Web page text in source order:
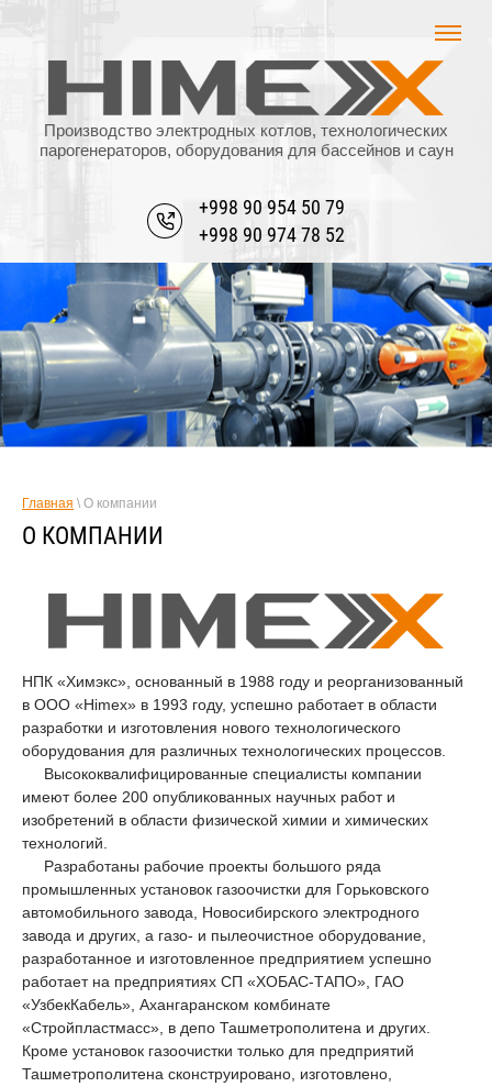
Производство электродных котлов, технологических
парогенераторов, оборудования для бассейнов и саун
+998 90 954 50 79
+998 90 974 78 52
Главная \ О компании
О КОМПАНИИ
НПК «Химэкс», основанный в 1988 году и реорганизованный
в ООО «Himex» в 1993 году, успешно работает в области
разработки и изготовления нового технологического
оборудования для различных технологических процессов.
Высококвалифицированные специалисты компании
имеют более 200 опубликованных научных работ и
изобретений в области физической химии и химических
технологий.
Разработаны рабочие проекты большого ряда
промышленных установок газоочистки для Горьковского
автомобильного завода, Новосибирского электродного
завода и других, а газо- и пылеочистное оборудование,
разработанное и изготовленное предприятием успешно
работает на предприятиях СП «ХОБАС-ТАПО», ГАО
«УзбекКабель», Ахангаранском комбинате
«Стройпластмасс», в депо Ташметрополитена и других.
Кроме установок газоочистки только для предприятий
Ташметрополитена сконструировано, изготовлено,